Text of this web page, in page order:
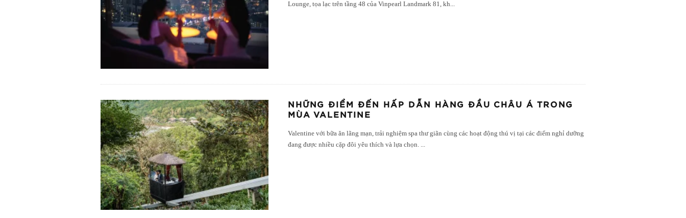
Lounge, tọa lạc trên tầng 48 của Vinpearl Landmark 81, kh...
NHỮNG ĐIỂM ĐẾN HẤP DẪN HÀNG ĐẦU CHÂU Á TRONG
MÙA VALENTINE
Valentine với bữa ăn lãng mạn, trải nghiệm spa thư giãn cùng các hoạt động thú vị tại các điểm nghỉ dưỡng
đang được nhiều cặp đôi yêu thích và lựa chọn. ...